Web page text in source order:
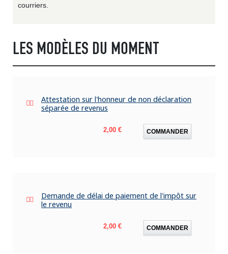
courriers.
LES MODÈLES DU MOMENT
Attestation sur l'honneur de non déclaration
séparée de revenus
Prix
2,00 € COMMANDER
Demande de délai de paiement de l'impôt sur
le revenu
Prix
2,00 € COMMANDER